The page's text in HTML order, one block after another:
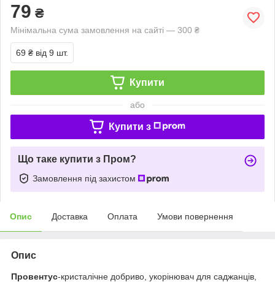
79 ₴
Мінімальна сума замовлення на сайті — 300 ₴
69 ₴ від 9 шт.
Купити
або
Купити з
Що таке купити з Пром?
Замовлення під захистом
Опис Доставка Оплата Умови повернення
Опис
Провентус-кристалічне добриво, укорінювач для саджанців,